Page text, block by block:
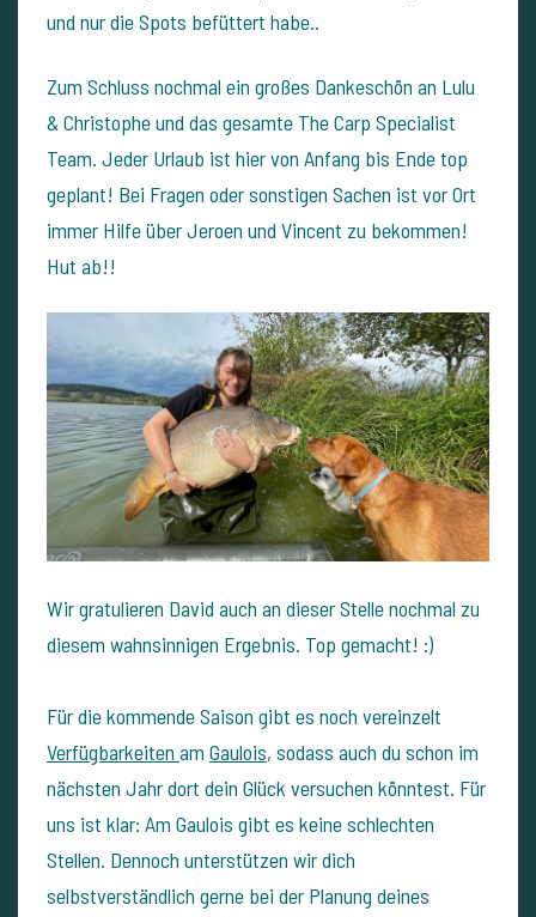
und nur die Spots befüttert habe..
Zum Schluss nochmal ein großes Dankeschön an Lulu
& Christophe und das gesamte The Carp Specialist
Team. Jeder Urlaub ist hier von Anfang bis Ende top
geplant! Bei Fragen oder sonstigen Sachen ist vor Ort
immer Hilfe über Jeroen und Vincent zu bekommen!
Hut ab!!
Wir gratulieren David auch an dieser Stelle nochmal zu
diesem wahnsinnigen Ergebnis. Top gemacht! :)
Für die kommende Saison gibt es noch vereinzelt
Verfügbarkeiten am Gaulois, sodass auch du schon im
nächsten Jahr dort dein Glück versuchen könntest. Für
uns ist klar: Am Gaulois gibt es keine schlechten
Stellen. Dennoch unterstützen wir dich
selbstverständlich gerne bei der Planung deines